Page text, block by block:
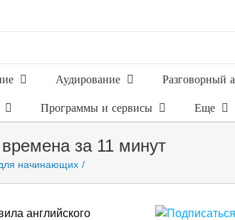
Аудирование Разговорный
Программы и сервисы Еще
за 11 минут
начинающих
английского